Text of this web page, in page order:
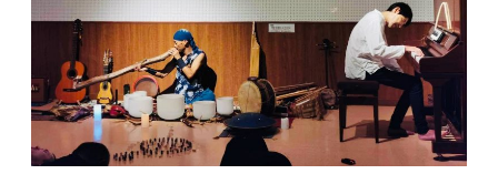
作品
オンライン・ショップ
ギャラリー